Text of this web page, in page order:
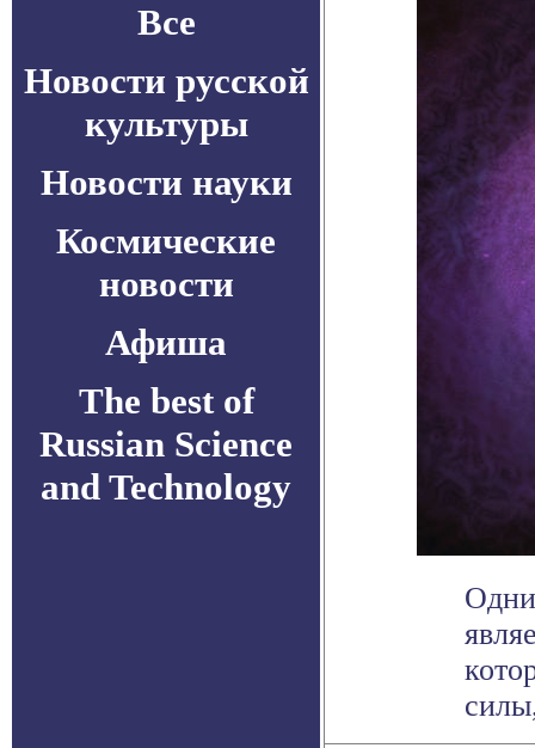
Все
Новости русской
культуры
Новости науки
Космические
новости
Афиша
The best of
Russian Science
and Technology